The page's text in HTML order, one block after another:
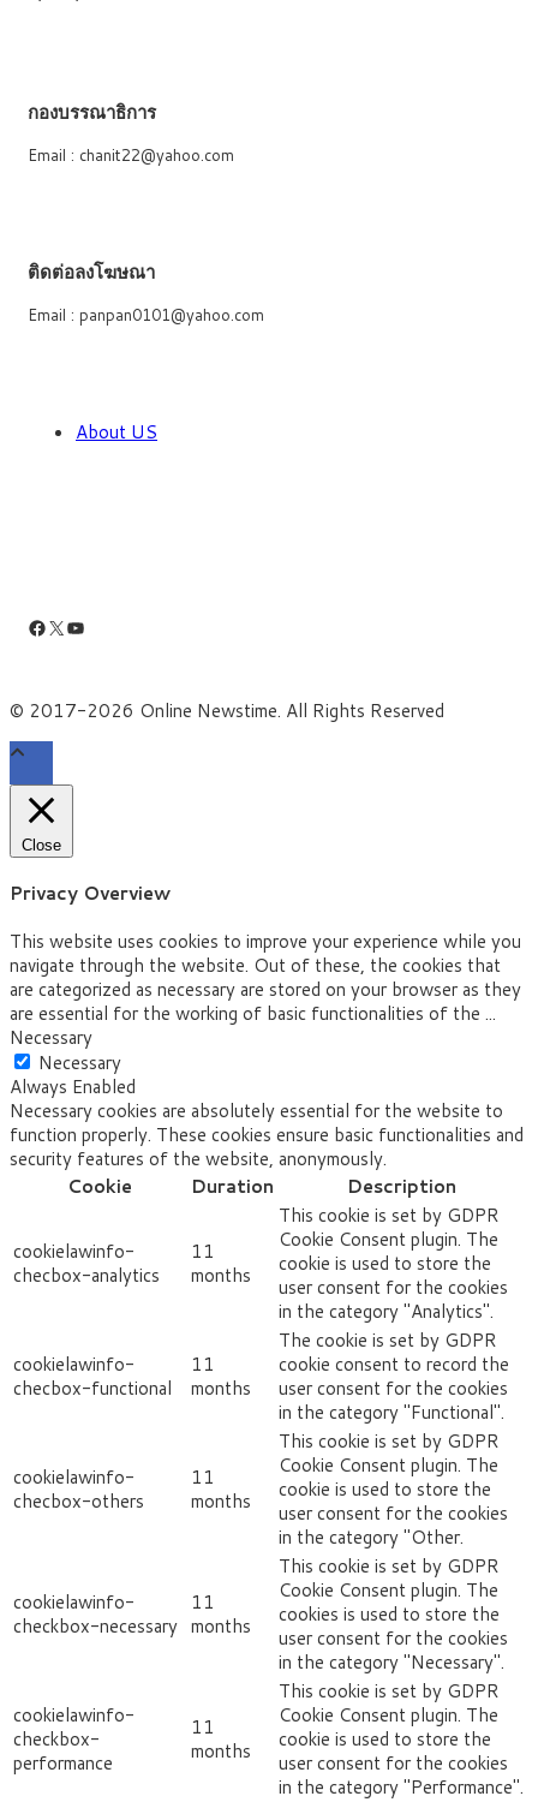
กองบรรณาธิการ
Email : chanit22@yahoo.com
ติดต่อลงโฆษณา
Email : panpan0101@yahoo.com
About US
Facebook
X YouTube
© 2017-2026 Online Newstime. All Rights Reserved
Close
Privacy Overview
This website uses cookies to improve your experience while you
navigate through the website. Out of these, the cookies that
are categorized as necessary are stored on your browser as they
are essential for the working of basic functionalities of the ...
Necessary
Necessary
Always Enabled
Necessary cookies are absolutely essential for the website to
function properly. These cookies ensure basic functionalities and
security features of the website, anonymously.
Cookie
Duration Description
cookielawinfo-
checbox-analytics
11
months
This cookie is set by GDPR
Cookie Consent plugin. The
cookie is used to store the
user consent for the cookies
in the category "Analytics".
cookielawinfo-
checbox-functional
11
months
The cookie is set by GDPR
cookie consent to record the
user consent for the cookies
in the category "Functional".
cookielawinfo-
checbox-others
11
months
This cookie is set by GDPR
Cookie Consent plugin. The
cookie is used to store the
user consent for the cookies
in the category "Other.
cookielawinfo-
checkbox-necessary
11
months
This cookie is set by GDPR
Cookie Consent plugin. The
cookies is used to store the
user consent for the cookies
in the category "Necessary".
cookielawinfo-
checkbox-
performance
11
months
This cookie is set by GDPR
Cookie Consent plugin. The
cookie is used to store the
user consent for the cookies
in the category "Performance".